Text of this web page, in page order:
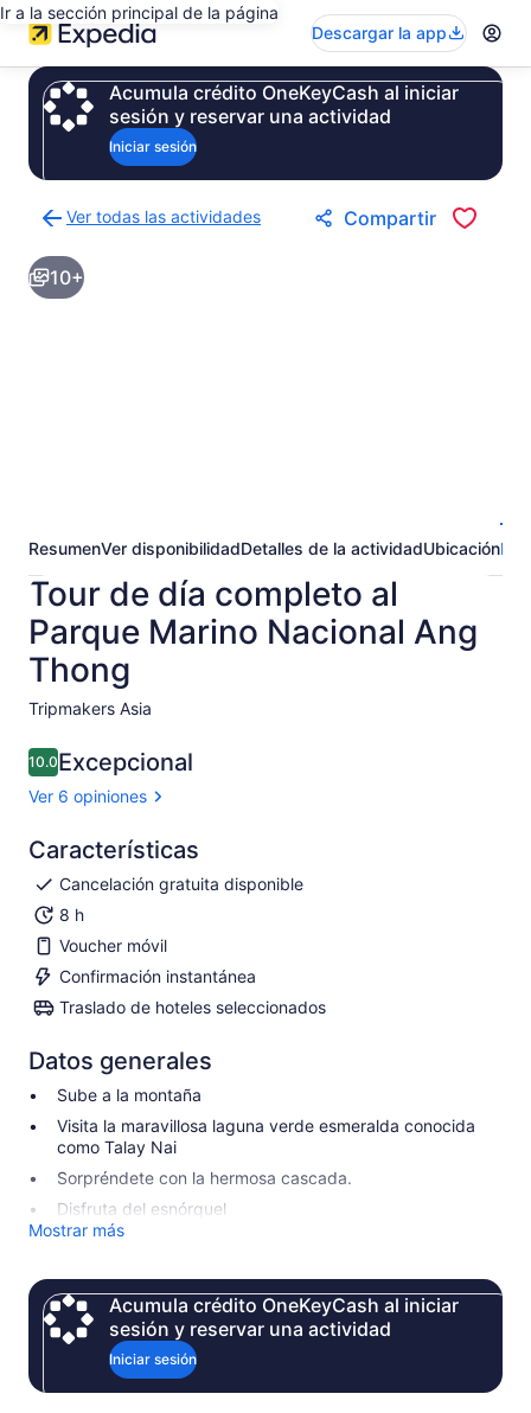
Ir a la sección principal de la página
Descargar la app
Acumula crédito OneKeyCash al iniciar
sesión y reservar una actividad
Iniciar sesión
Ver todas las actividades
a
la
página
Compartir
10+
ResumenVer disponibilidadDetalles de la actividadUbicación
Tour de día completo al
Parque Marino Nacional Ang
Thong
Tripmakers Asia​
10.010.0 de 10
Excepcional
Ver 6 opiniones
Características
Cancelación gratuita disponible
8 h
Voucher móvil
Confirmación instantánea
Traslado de hoteles seleccionados
Datos generales
Sube a la montaña
Visita la maravillosa laguna verde esmeralda conocida
como Talay Nai
Sorpréndete con la hermosa cascada.
Disfruta del esnórquel
Mostrar más
Acumula crédito OneKeyCash al iniciar
sesión y reservar una actividad
Iniciar sesión